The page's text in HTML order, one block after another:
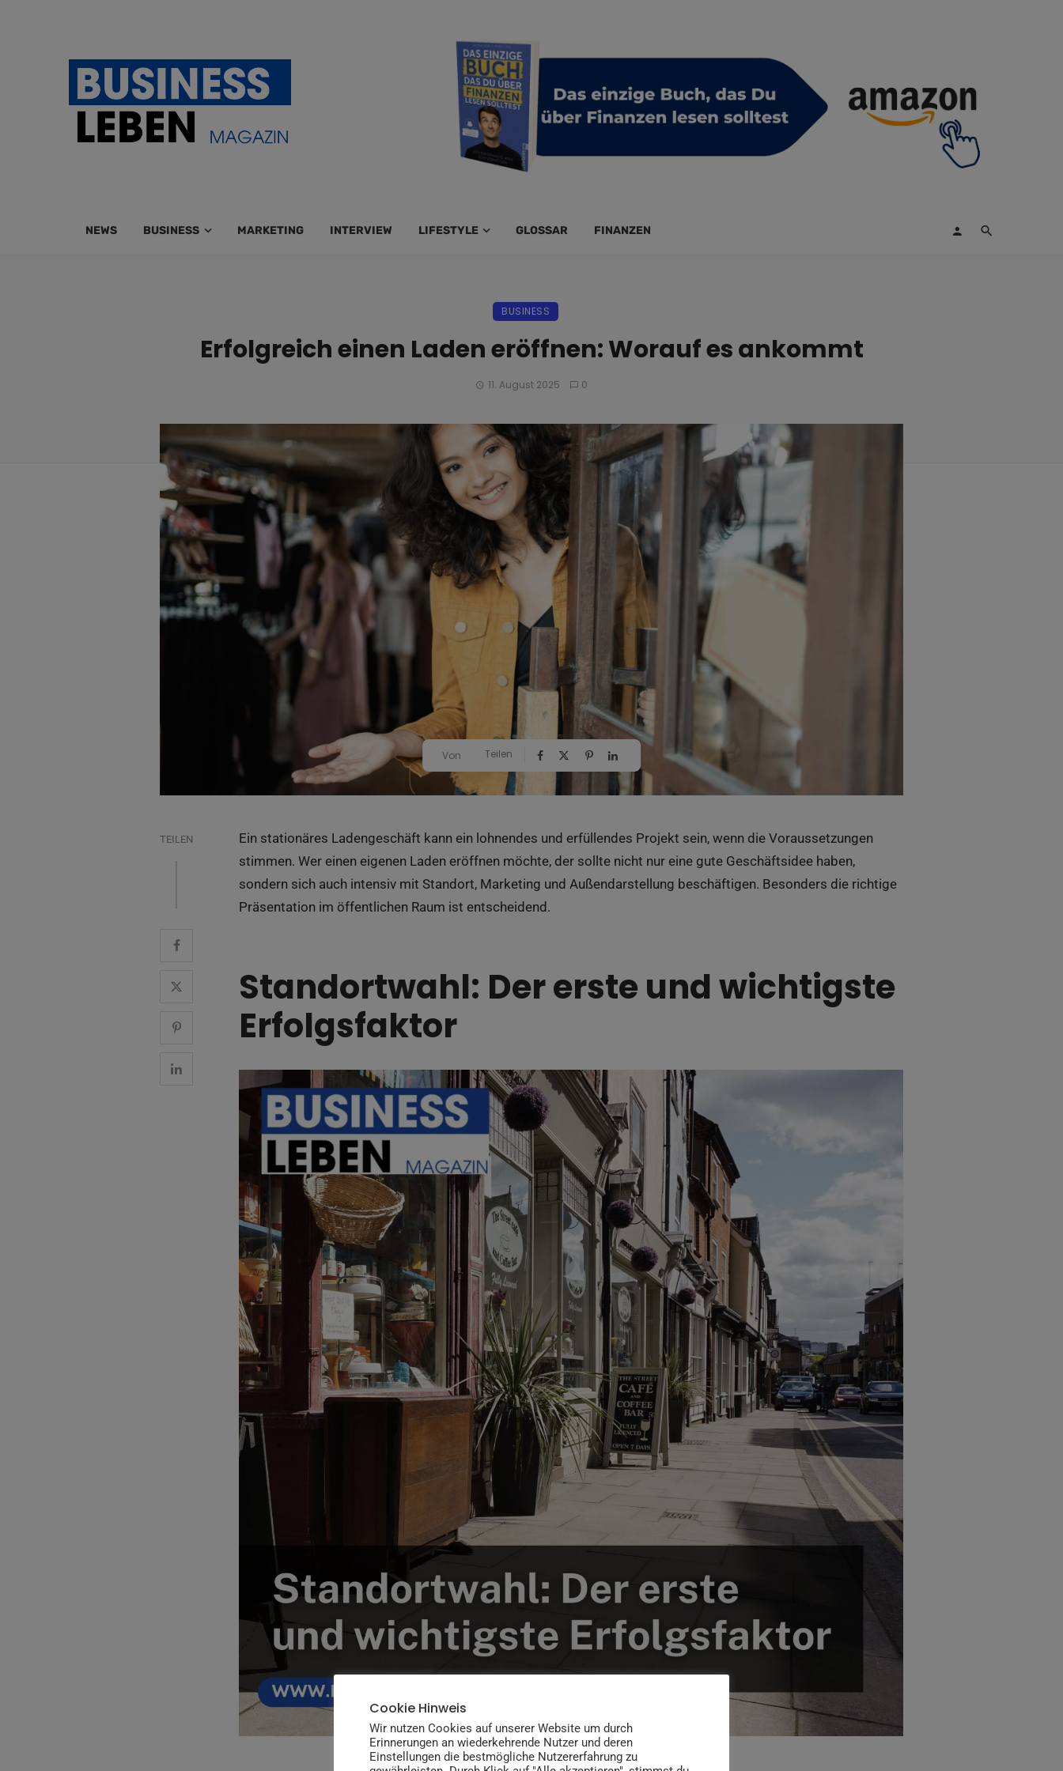
NEWS BUSINESS MARKETING INTERVIEW LIFESTYLE GLOSSAR FINANZEN
BUSINESS
Erfolgreich einen Laden eröffnen: Worauf es ankommt
11. August 2025 0
Von Teilen
TEILEN
Ein stationäres Ladengeschäft kann ein lohnendes und erfüllendes Projekt sein, wenn die Voraussetzungen
stimmen. Wer einen eigenen Laden eröffnen möchte, der sollte nicht nur eine gute Geschäftsidee haben,
sondern sich auch intensiv mit Standort, Marketing und Außendarstellung beschäftigen. Besonders die richtige
Präsentation im öffentlichen Raum ist entscheidend.
Standortwahl: Der erste und wichtigste
Erfolgsfaktor
Cookie Hinweis
Wir nutzen Cookies auf unserer Website um durch
Erinnerungen an wiederkehrende Nutzer und deren
Einstellungen die bestmögliche Nutzererfahrung zu